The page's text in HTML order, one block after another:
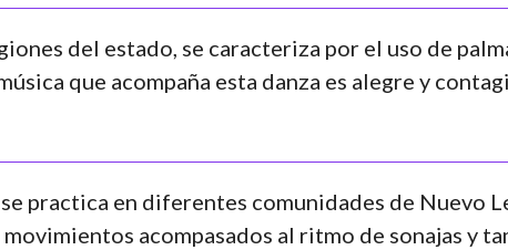
del estado, se caracteriza por el uso de
que acompaña esta danza es alegre y
practica en diferentes comunidades de Nuevo
acompasados al ritmo de sonajas y